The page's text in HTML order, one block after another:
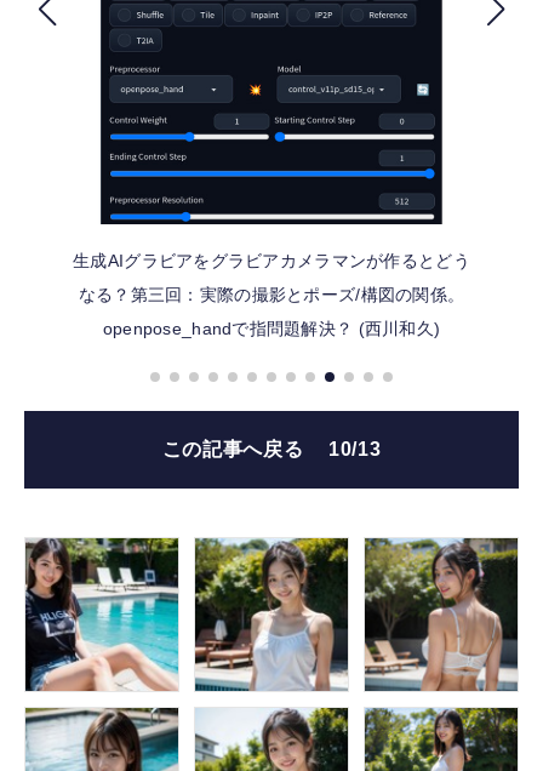
生成AIグラビアをグラビアカメラマンが作るとどう
なる？第三回：実際の撮影とポーズ/構図の関係。
openpose_handで指問題解決？ (西川和久)
この記事へ戻る 10/13